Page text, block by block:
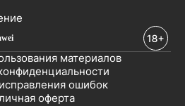
новостей
оферта
ошибок
материалов